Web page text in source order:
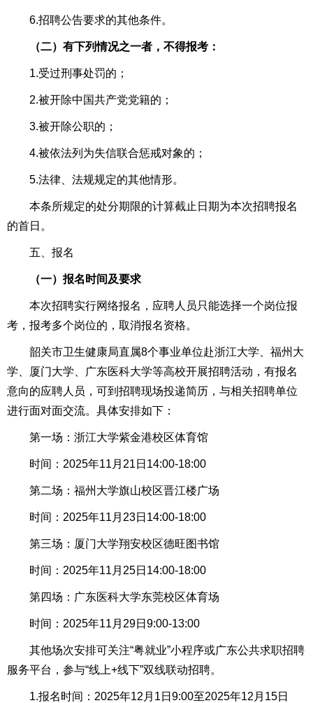
6.招聘公告要求的其他条件。
（二）有下列情况之一者，不得报考：
1.受过刑事处罚的；
2.被开除中国共产党党籍的；
3.被开除公职的；
4.被依法列为失信联合惩戒对象的；
5.法律、法规规定的其他情形。
本条所规定的处分期限的计算截止日期为本次招聘报名
的首日。
五、报名
（一）报名时间及要求
本次招聘实行网络报名，应聘人员只能选择一个岗位报
考，报考多个岗位的，取消报名资格。
韶关市卫生健康局直属8个事业单位赴浙江大学、福州大
学、厦门大学、广东医科大学等高校开展招聘活动，有报名
意向的应聘人员，可到招聘现场投递简历，与相关招聘单位
进行面对面交流。具体安排如下：
第一场：浙江大学紫金港校区体育馆
时间：2025年11月21日14:00-18:00
第二场：福州大学旗山校区晋江楼广场
时间：2025年11月23日14:00-18:00
第三场：厦门大学翔安校区德旺图书馆
时间：2025年11月25日14:00-18:00
第四场：广东医科大学东莞校区体育场
时间：2025年11月29日9:00-13:00
其他场次安排可关注“粤就业”小程序或广东公共求职招聘
服务平台，参与“线上+线下”双线联动招聘。
1.报名时间：2025年12月1日9:00至2025年12月15日